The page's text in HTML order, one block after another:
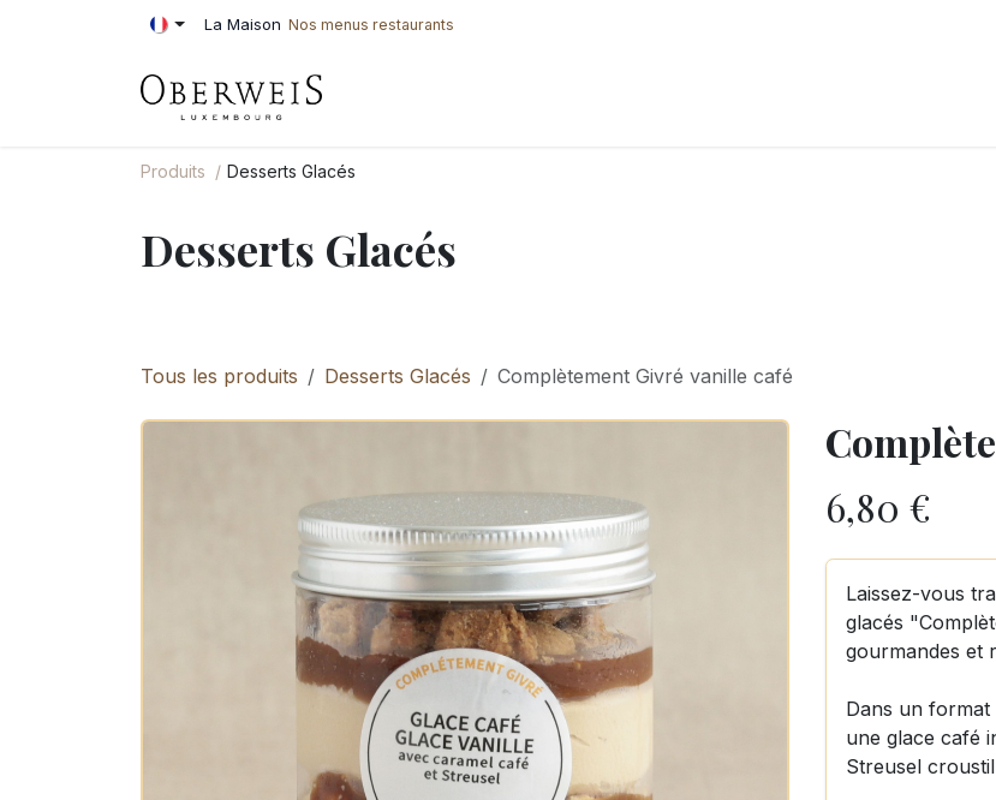
Se rendre au contenu La Maison Nos menus restaurants
Produits Desserts Glacés
Desserts Glacés
Tous les produits Desserts Glacés Complètement Givré vanille café
6,80 €
Laissez-vous
glacés
gourmandes et
Dans un format
une glace café
Streusel